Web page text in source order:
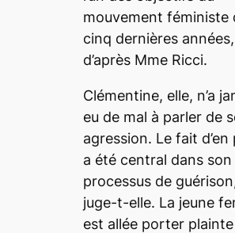
mouvement féministe
cinq dernières années,
d’après Mme Ricci.
Clémentine, elle, n’a
eu de mal à parler de
agression. Le fait d’en
a été central dans son
processus de
juge-t-elle. La jeune
est allée porter